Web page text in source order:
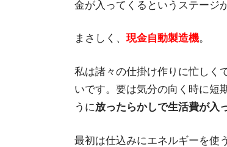
金が入ってくるというステージ
まさしく、 現金自動製造機。
私は諸々の仕掛け作りに忙しく
いです。要は気分の向く時に短
うに放ったらかしで生活費が入
最初は仕込みにエネルギーを使